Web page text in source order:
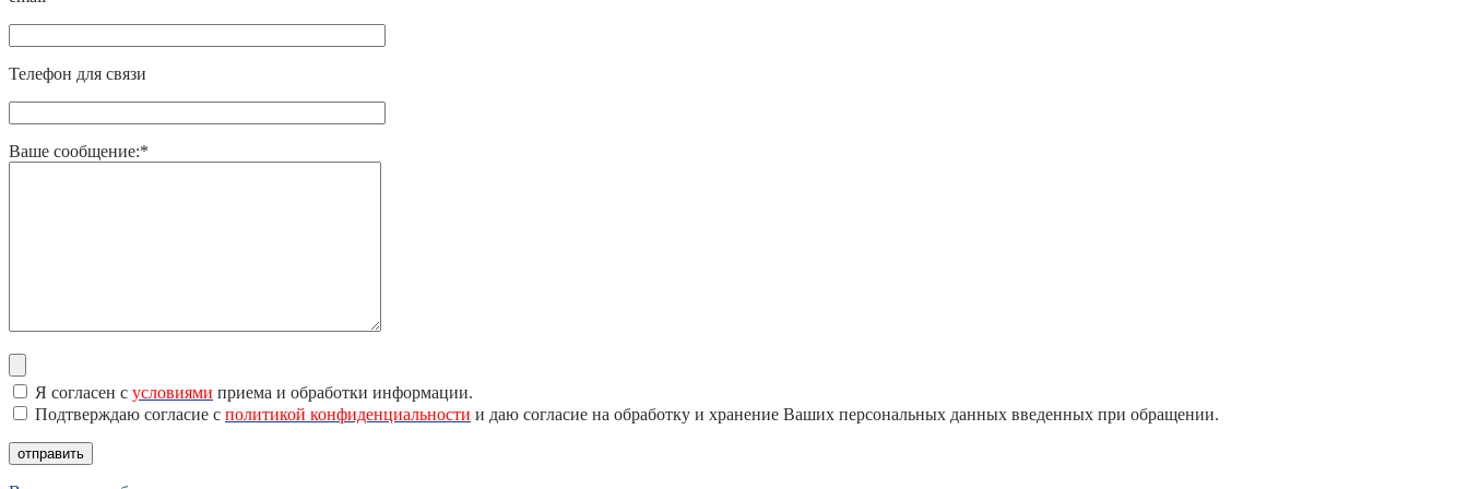
Телефон для связи
Ваше сообщение:*
Я согласен с условиями приема и обработки информации.
Подтверждаю согласие с политикой конфиденциальности и даю согласие на обработку и хранение Ваших персональных данных введенных при обращении.